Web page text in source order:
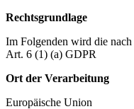
Rechtsgrundlage
Im Folgenden wird die
Art. 6 (1) (a) GDPR
Ort der Verarbeitung
Europäische Union